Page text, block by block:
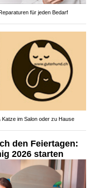
für jeden Bedarf
im Salon oder zu Hause
den Feiertagen:
2026 starten